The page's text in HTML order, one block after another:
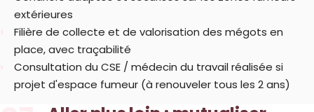
extérieures
Filière de collecte et de valorisation des mégots en
place, avec traçabilité
Consultation du CSE / médecin du travail réalisée si
projet d'espace fumeur (à renouveler tous les 2 ans)